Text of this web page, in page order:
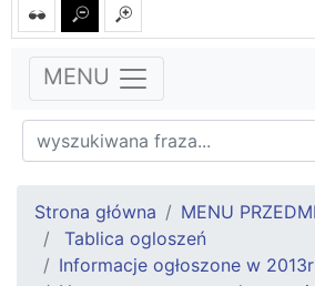
MENU
Strona główna
MENU
Tablica ogloszeń
Informacje ogłoszone w 2013r